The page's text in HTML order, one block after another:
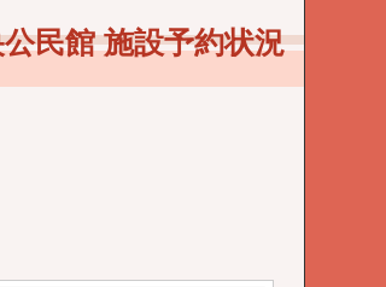
民館 施設予約状況